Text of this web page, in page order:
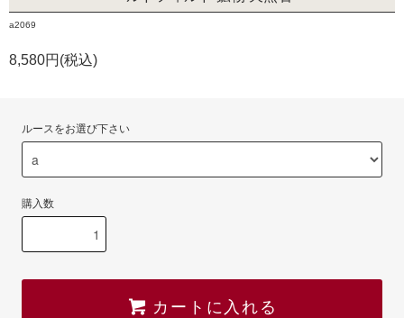
a2069
8,580円(税込)
ルースをお選び下さい
購入数
カートに入れる